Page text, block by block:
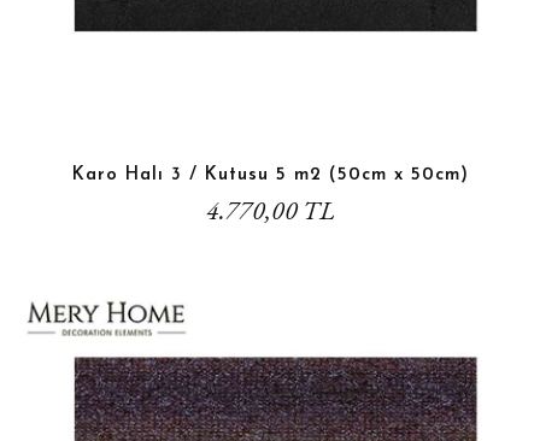
Karo Halı 3 / Kutusu 5 m2 (50cm x 50cm)
4.770,00 TL